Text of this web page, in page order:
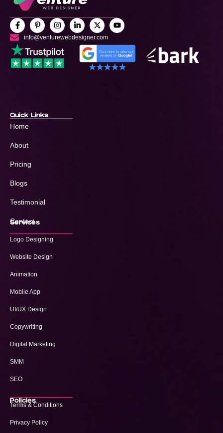
info@venturewebdesigner.com
Quick Links
Home
About
Pricing
Blogs
Testimonial
Contact
Services
Logo Designing
Website Design
Animation
Mobile App
UI/UX Design
Copywriting
Digital Marketing
SMM
SEO
Policies
Terms & Conditions
Privacy Policy